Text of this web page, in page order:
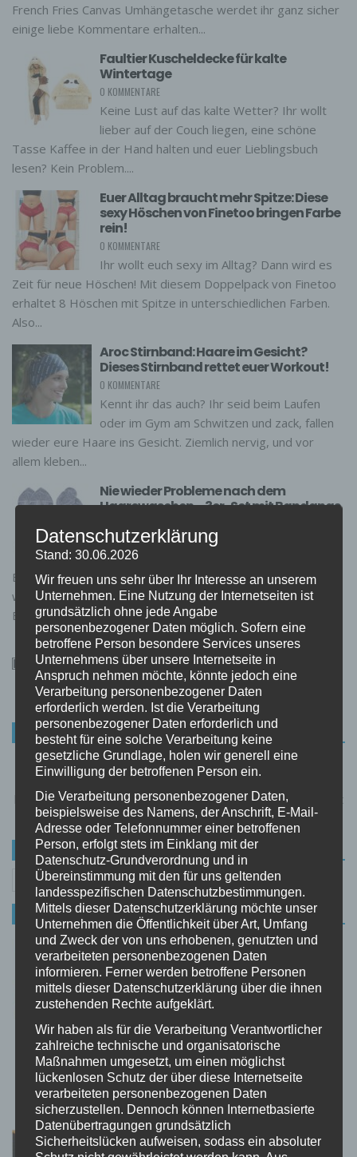
French Fries Canvas Umhängetasche werdet ihr ganz sicher
einige liebe Kommentare erhalten...
Faultier Kuscheldecke für kalte
Wintertage
0 KOMMENTARE
Keine Lust auf das kalte Wetter? Ihr wollt
lieber auf der Couch liegen, eine schöne
Tasse Kaffee in der Hand halten und euer Lieblingsbuch
lesen? Kein Problem....
Euer Alltag braucht mehr Spitze: Diese
sexy Höschen von Finetoo bringen Farbe
rein!
0 KOMMENTARE
Ihr wollt euch sexy im Alltag? Dann wird es
Zeit für neue Höschen! Mit diesem Doppelpack von Finetoo
erhaltet 8 Höschen mit Spitze in unterschiedlichen Farben.
Also...
Aroc Stirnband: Haare im Gesicht?
Dieses Stirnband rettet euer Workout!
0 KOMMENTARE
Kennt ihr das auch? Ihr seid beim Laufen
oder im Gym am Schwitzen und zack, fallen
wieder eure Haare ins Gesicht. Ziemlich nervig, und vor
allem kleben...
Nie wieder Probleme nach dem
Haarewaschen – 3er-Set mit Bandanas
0 KOMMENTARE
Also dieses Set müsst ihr gesehen haben!
Enthalten sind ein Stirnband und zwei Bandanas. Diese
werden euch bei der Körperpflege eine große Hilfe sein.
Einerseits könnt ihr...
HERZLICH WILLKOMMEN
Frauen-Gadgets.de ist ein Gadget-Blog für Frauen. Wir
stellen euch täglich die neuesten Frauen-Gadgets vor. Es
lohnt sich, regelmäßig vorbeizuschauen. Die Auswahl wächst
von Tag zu Tag!
SUCHE
Suchen
nach:
INTERESSANTE ARTIKEL
Euer Alltag braucht mehr Spitze: Diese
sexy Höschen von Finetoo bringen Farbe
rein!
0 KOMMENTARE
Notizblock der anderen Art: 3D
Baumhaus mit 260 Blättern und LED-
Leuchte
0 KOMMENTARE
Gruselig schön: Das Ammonite Skelett-
Nachtlicht ist der coolste Hingucker für
Datenschutzerklärung
Stand: 30.06.2026
Wir freuen uns sehr über Ihr Interesse an unserem
Unternehmen. Eine Nutzung der Internetseiten ist
grundsätzlich ohne jede Angabe
personenbezogener Daten möglich. Sofern eine
betroffene Person besondere Services unseres
Unternehmens über unsere Internetseite in
Anspruch nehmen möchte, könnte jedoch eine
Verarbeitung personenbezogener Daten
erforderlich werden. Ist die Verarbeitung
personenbezogener Daten erforderlich und
besteht für eine solche Verarbeitung keine
gesetzliche Grundlage, holen wir generell eine
Einwilligung der betroffenen Person ein.
Die Verarbeitung personenbezogener Daten,
beispielsweise des Namens, der Anschrift, E-Mail-
Adresse oder Telefonnummer einer betroffenen
Person, erfolgt stets im Einklang mit der
Datenschutz-Grundverordnung und in
Übereinstimmung mit den für uns geltenden
landesspezifischen Datenschutzbestimmungen.
Mittels dieser Datenschutzerklärung möchte unser
Unternehmen die Öffentlichkeit über Art, Umfang
und Zweck der von uns erhobenen, genutzten und
verarbeiteten personenbezogenen Daten
informieren. Ferner werden betroffene Personen
mittels dieser Datenschutzerklärung über die ihnen
zustehenden Rechte aufgeklärt.
Wir haben als für die Verarbeitung Verantwortlicher
zahlreiche technische und organisatorische
Maßnahmen umgesetzt, um einen möglichst
lückenlosen Schutz der über diese Internetseite
verarbeiteten personenbezogenen Daten
sicherzustellen. Dennoch können Internetbasierte
Datenübertragungen grundsätzlich
Sicherheitslücken aufweisen, sodass ein absoluter